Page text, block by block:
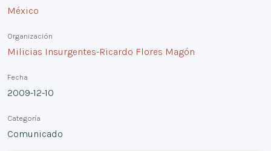
México
Organización
Milicias Insurgentes-Ricardo Flores Magón
Fecha
2009-12-10
Categoría
Comunicado